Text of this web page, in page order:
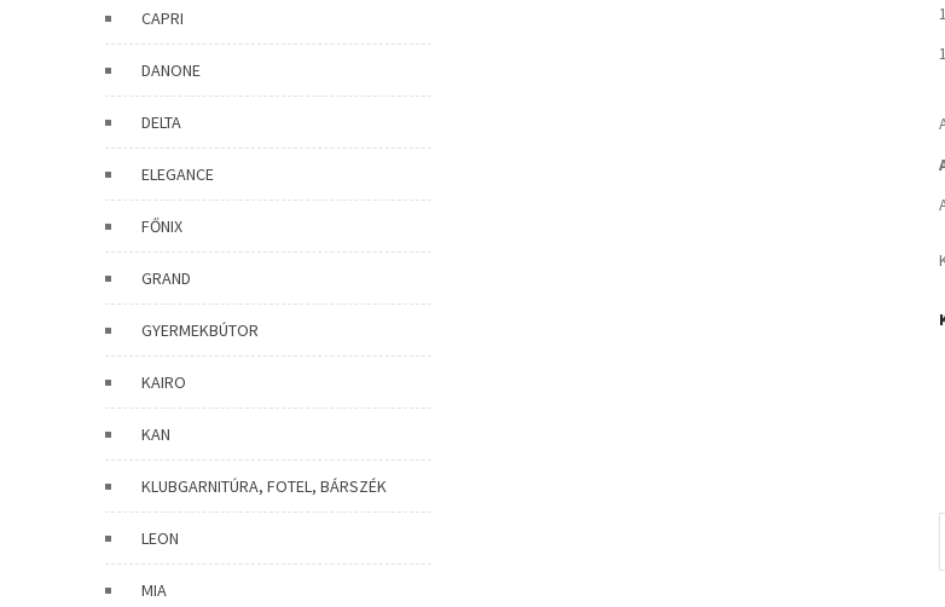
CAPRI
DANONE
DELTA
ELEGANCE
FŐNIX
GRAND
GYERMEKBÚTOR
KAIRO
KAN
KLUBGARNITÚRA, FOTEL, BÁRSZÉK
LEON
MIA